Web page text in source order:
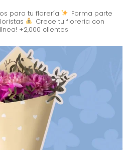
para tu florería
Forma parte
Crece tu florería con
+2,000 clientes